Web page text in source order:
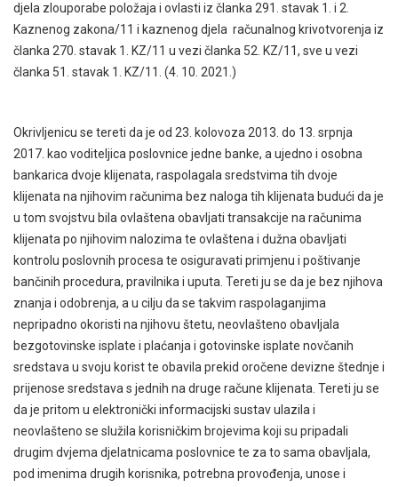
djela zlouporabe položaja i ovlasti iz članka 291. stavak 1. i 2.
Kaznenog zakona/11 i kaznenog djela računalnog krivotvorenja iz
članka 270. stavak 1. KZ/11 u vezi članka 52. KZ/11, sve u vezi
članka 51. stavak 1. KZ/11. (4. 10. 2021.)
Okrivljenicu se tereti da je od 23. kolovoza 2013. do 13. srpnja
2017. kao voditeljica poslovnice jedne banke, a ujedno i osobna
bankarica dvoje klijenata, raspolagala sredstvima tih dvoje
klijenata na njihovim računima bez naloga tih klijenata budući da je
u tom svojstvu bila ovlaštena obavljati transakcije na računima
klijenata po njihovim nalozima te ovlaštena i dužna obavljati
kontrolu poslovnih procesa te osiguravati primjenu i poštivanje
bančinih procedura, pravilnika i uputa. Tereti ju se da je bez njihova
znanja i odobrenja, a u cilju da se takvim raspolaganjima
nepripadno okoristi na njihovu štetu, neovlašteno obavljala
bezgotovinske isplate i plaćanja i gotovinske isplate novčanih
sredstava u svoju korist te obavila prekid oročene devizne štednje i
prijenose sredstava s jednih na druge račune klijenata. Tereti ju se
da je pritom u elektronički informacijski sustav ulazila i
neovlašteno se služila korisničkim brojevima koji su pripadali
drugim dvjema djelatnicama poslovnice te za to sama obavljala,
pod imenima drugih korisnika, potrebna provođenja, unose i